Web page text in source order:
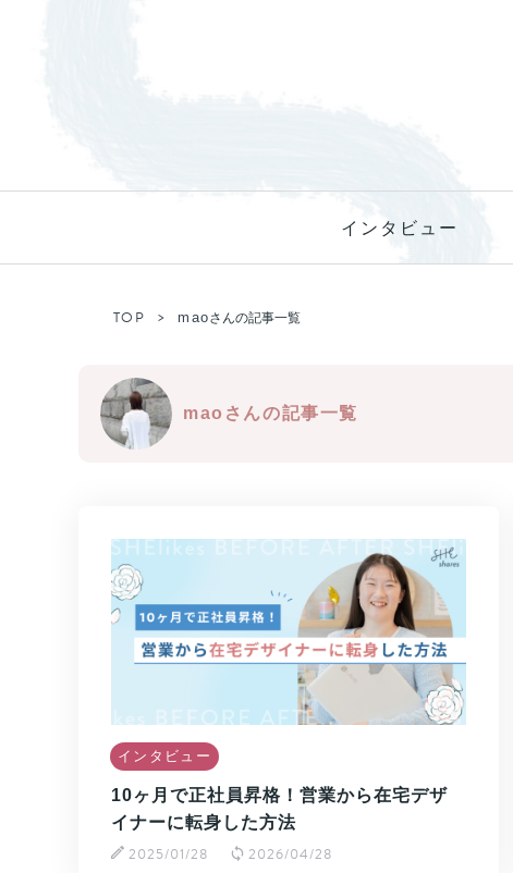
インタビュー
TOP maoさんの記事一覧
maoさんの記事一覧
インタビュー
10ヶ月で正社員昇格！営業から在宅デザ
イナーに転身した方法
2025/01/28 2026/04/28